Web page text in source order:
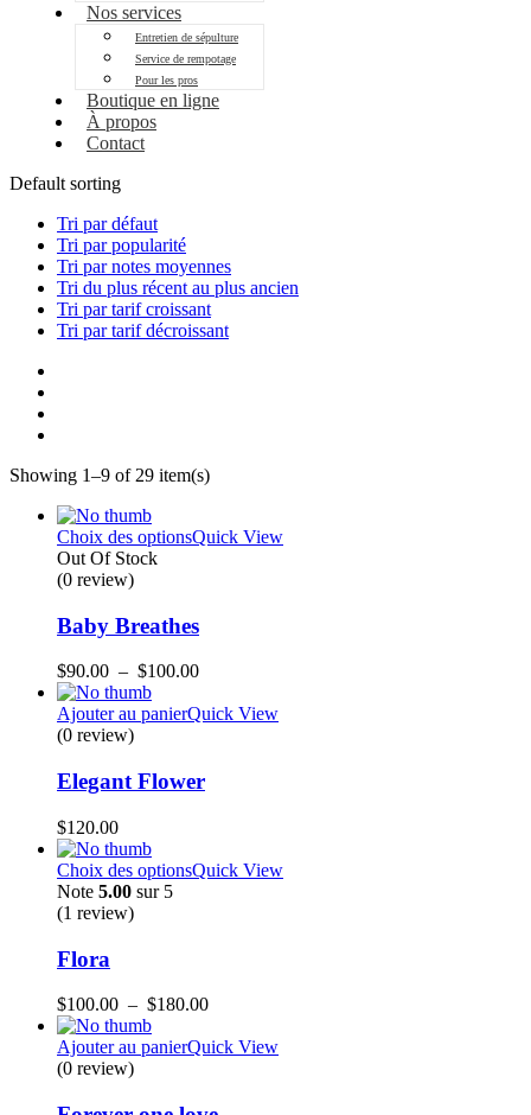
Nos services
Entretien de sépulture
Service de rempotage
Pour les pros
Boutique en ligne
À propos
Contact
Default sorting
Tri par défaut
Tri par popularité
Tri par notes moyennes
Tri du plus récent au plus ancien
Tri par tarif croissant
Tri par tarif décroissant
Showing 1–9 of 29 item(s)
Choix des optionsQuick View
Out Of Stock
(0 review)
Baby Breathes
$90.00 – $100.00Plage
prix :
$100.00
Ajouter au panierQuick View
(0 review)
Elegant Flower
$120.00
Choix des optionsQuick View
Note 5.00 sur 5
(1 review)
Flora
$100.00 – $180.00Plage
prix :
$180.00
Ajouter au panierQuick View
(0 review)